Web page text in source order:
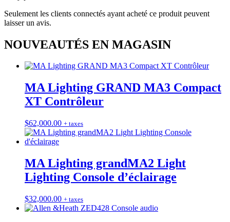
Seulement les clients connectés ayant acheté ce produit peuvent
laisser un avis.
NOUVEAUTÉS EN MAGASIN
MA Lighting GRAND MA3 Compact
XT Contrôleur
$62,000.00 + taxes
MA Lighting grandMA2 Light
Lighting Console d’éclairage
$32,000.00 + taxes